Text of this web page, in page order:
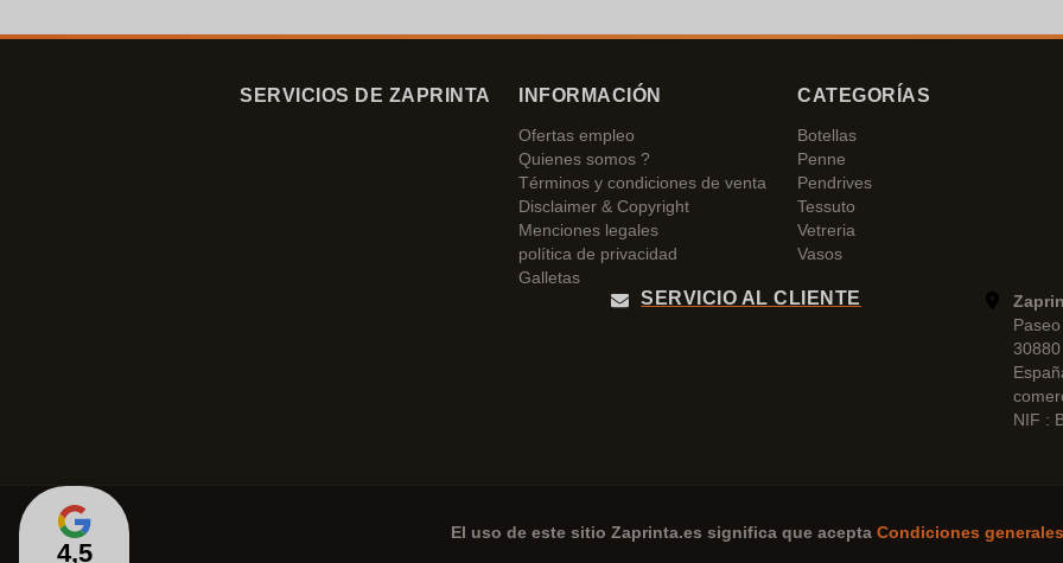
4,5
SERVICIOS DE ZAPRINTA INFORMACIÓN
Ofertas empleo
Quienes somos ?
Términos y condiciones de venta
Disclaimer & Copyright
Menciones legales
política de privacidad
Galletas
CATEGORÍAS
Botellas
Penne
Pendrives
Tessuto
Vetreria
Vasos
SERVICIO AL CLIENTE
NIF :
El uso de este sitio Zaprinta.es significa que acepta Condiciones